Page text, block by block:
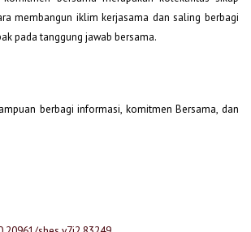
membangun iklim kerjasama dan saling berbagi
pada tanggung jawab bersama.
berbagi informasi, komitmen Bersama, dan